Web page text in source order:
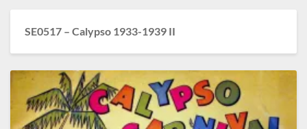
SE0517 – Calypso 1933-1939 II